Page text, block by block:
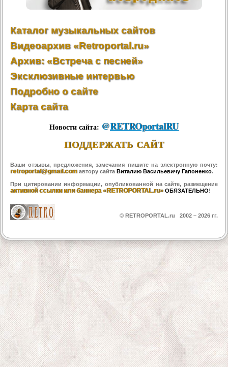
Каталог музыкальных сайтов
Видеоархив «Retroportal.ru»
Архив: «Встреча с песней»
Эксклюзивные интервью
Подробно о сайте
Карта сайта
Новости сайта: @RETROportalRU
ПОДДЕРЖАТЬ САЙТ
Ваши отзывы, предложения, замечания пишите на электронную почту:
retroportal@gmail.com автору сайта Виталию Васильевичу Гапоненко.
При цитировании информации, опубликованной на сайте, размещение
активной ссылки или баннера «RETROPORTAL.ru» ОБЯЗАТЕЛЬНО!
© RETROPORTAL.ru 2002 – 2026 гг.